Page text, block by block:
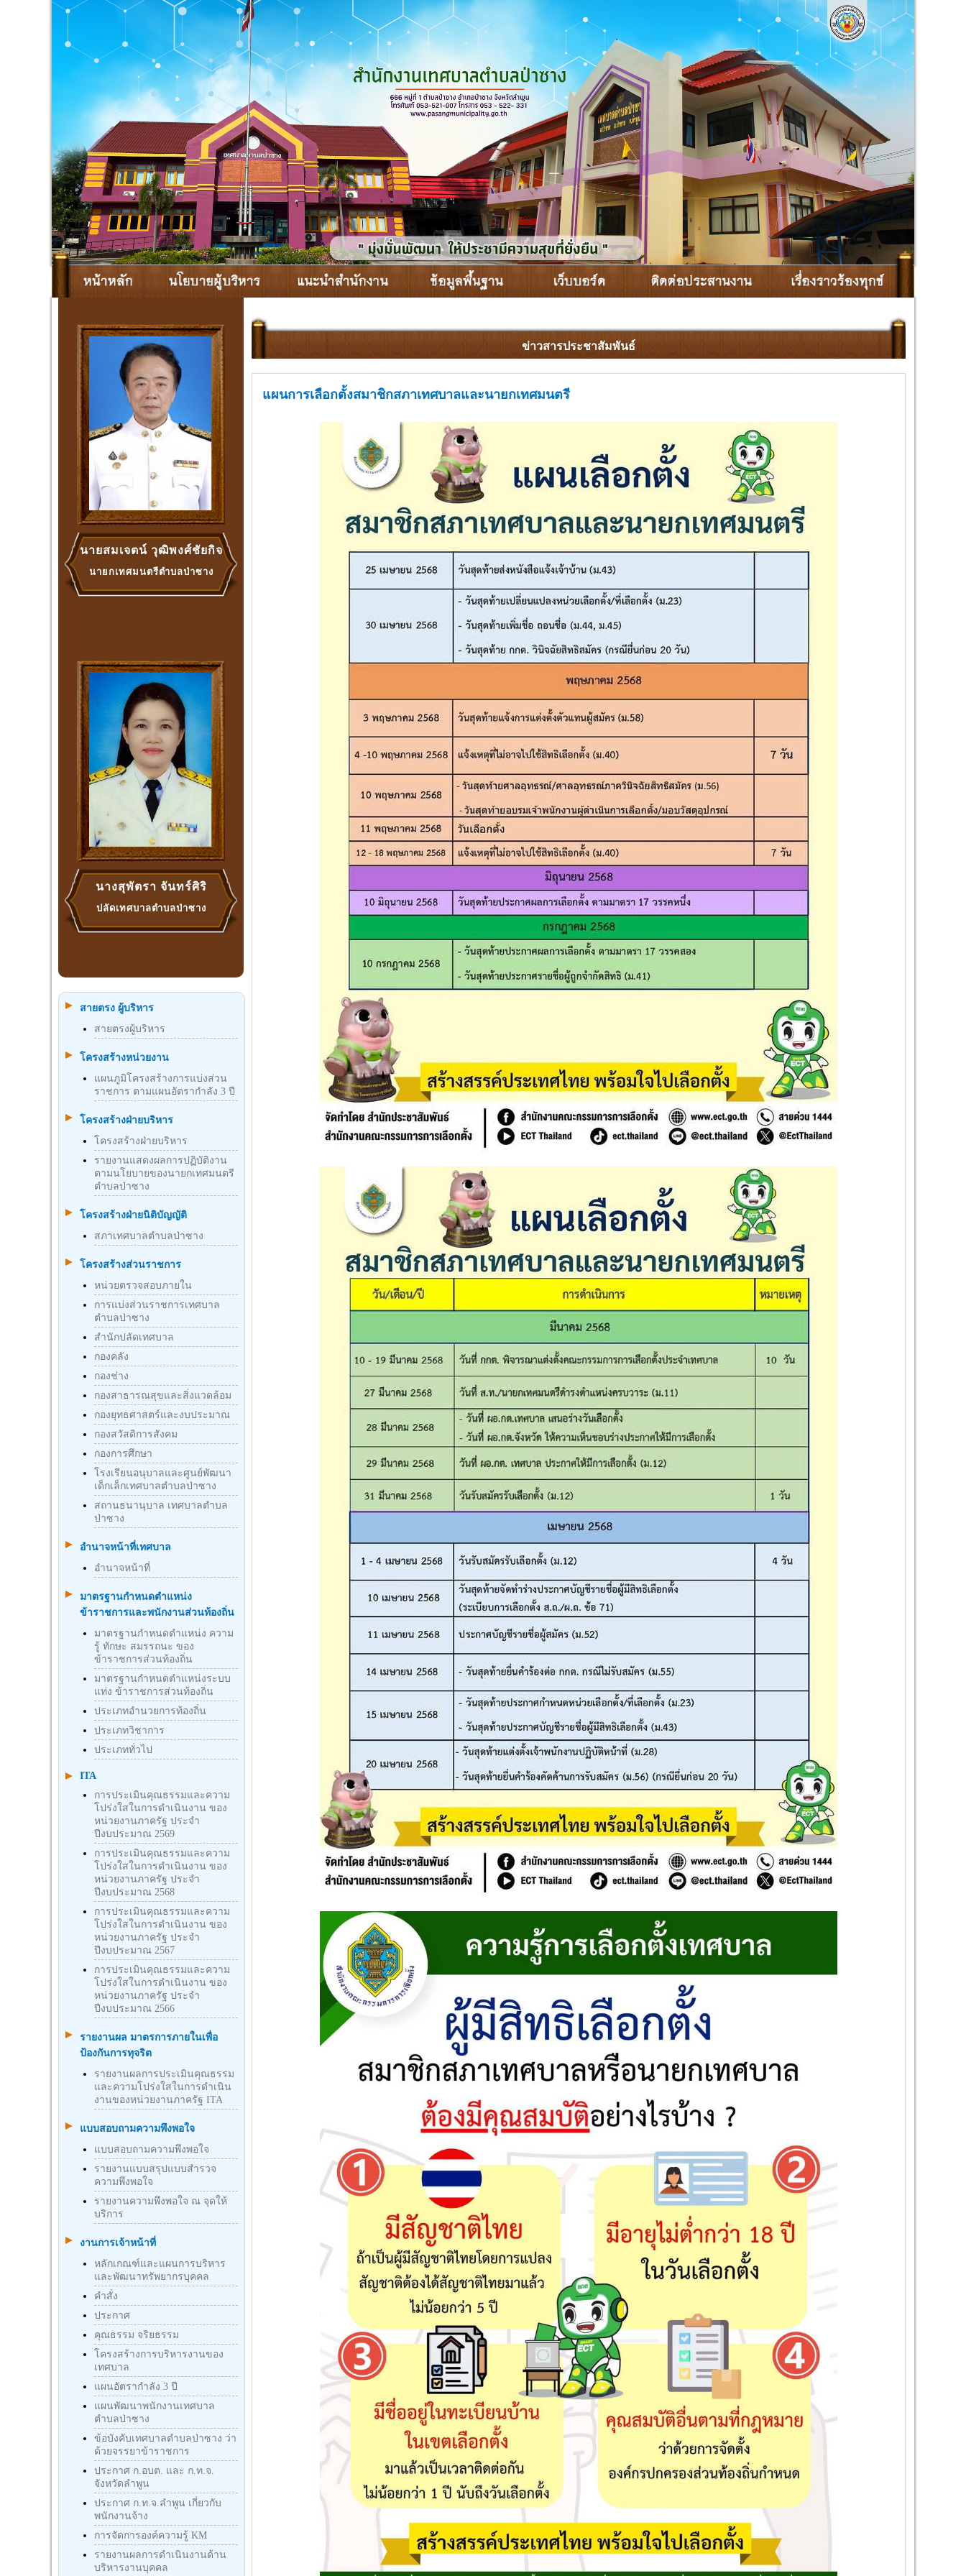
นายสมเจตน์ วุฒิพงศ์ชัยกิจ
นายกเทศมนตรีตำบลป่าซาง
นางสุพัตรา จันทร์ศิริ
ปลัดเทศบาลตำบลป่าซาง
สายตรง ผู้บริหาร
สายตรงผู้บริหาร
โครงสร้างหน่วยงาน
แผนภูมิโครงสร้างการแบ่งส่วน
ราชการ ตามแผนอัตรากำลัง 3 ปี
โครงสร้างฝ่ายบริหาร
โครงสร้างฝ่ายบริหาร
รายงานแสดงผลการปฏิบัติงาน
ตามนโยบายของนายกเทศมนตรี
ตำบลป่าซาง
โครงสร้างฝ่ายนิติบัญญัติ
สภาเทศบาลตำบลป่าซาง
โครงสร้างส่วนราชการ
หน่วยตรวจสอบภายใน
การแบ่งส่วนราชการเทศบาล
ตำบลป่าซาง
สำนักปลัดเทศบาล
กองคลัง
กองช่าง
กองสาธารณสุขและสิ่งแวดล้อม
กองยุทธศาสตร์และงบประมาณ
กองสวัสดิการสังคม
กองการศึกษา
โรงเรียนอนุบาลและศูนย์พัฒนา
เด็กเล็กเทศบาลตำบลป่าซาง
สถานธนานุบาล เทศบาลตำบล
ป่าซาง
อำนาจหน้าที่เทศบาล
อำนาจหน้าที่
มาตรฐานกําหนดตําแหน่ง
ข้าราชการและพนักงานส่วนท้องถิ่น
มาตรฐานกำหนดตำแหน่ง ความ
รู้ ทักษะ สมรรถนะ ของ
ข้าราชการส่วนท้องถิ่น
มาตรฐานกำหนดตำแหน่งระบบ
แท่ง ข้าราชการส่วนท้องถิ่น
ประเภทอำนวยการท้องถิ่น
ประเภทวิชาการ
ประเภททั่วไป
ITA
การประเมินคุณธรรมและความ
โปร่งใสในการดำเนินงาน ของ
หน่วยงานภาครัฐ ประจำ
ปีงบประมาณ 2569
การประเมินคุณธรรมและความ
โปร่งใสในการดำเนินงาน ของ
หน่วยงานภาครัฐ ประจำ
ปีงบประมาณ 2568
การประเมินคุณธรรมและความ
โปร่งใสในการดำเนินงาน ของ
หน่วยงานภาครัฐ ประจำ
ปีงบประมาณ 2567
การประเมินคุณธรรมและความ
โปร่งใสในการดำเนินงาน ของ
หน่วยงานภาครัฐ ประจำ
ปีงบประมาณ 2566
รายงานผล มาตรการภายในเพื่อ
ป้องกันการทุจริต
รายงานผลการประเมินคุณธรรม
และความโปร่งใสในการดำเนิน
งานของหน่วยงานภาครัฐ ITA
แบบสอบถามความพึงพอใจ
แบบสอบถามความพึงพอใจ
รายงานแบบสรุปแบบสำรวจ
ความพึงพอใจ
รายงานความพึงพอใจ ณ จุดให้
บริการ
งานการเจ้าหน้าที่
หลักเกณฑ์และแผนการบริหาร
และพัฒนาทรัพยากรบุคคล
คำสั่ง
ประกาศ
คุณธรรม จริยธรรม
โครงสร้างการบริหารงานของ
เทศบาล
แผนอัตรากำลัง 3 ปี
แผนพัฒนาพนักงานเทศบาล
ตำบลป่าซาง
ข้อบังคับเทศบาลตำบลป่าซาง ว่า
ด้วยจรรยาข้าราชการ
ประกาศ ก.อบต. และ ก.ท.จ.
จังหวัดลำพูน
ประกาศ ก.ท.จ.ลำพูน เกี่ยวกับ
พนักงานจ้าง
การจัดการองค์ความรู้ KM
รายงานผลการดำเนินงานด้าน
บริหารงานบุคคล
ข่าวสารประชาสัมพันธ์
แผนการเลือกตั้งสมาชิกสภาเทศบาลและนายกเทศมนตรี